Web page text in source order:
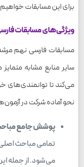
برای این مسابقات
ویژگی‌های مسابقات
مسابقات فارسی نهم
سایر منابع مشابه
می‌کند تا توانمندی‌های
نحو آماده شرکت در
پوشش جامع
تمامی مباحث
می‌شود. از جمله